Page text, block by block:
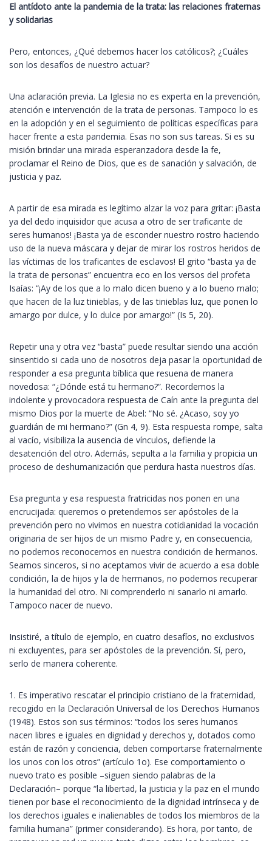
El antídoto ante la pandemia de la trata: las relaciones fraternas
y solidarias
Pero, entonces, ¿Qué debemos hacer los católicos?; ¿Cuáles
son los desafíos de nuestro actuar?
Una aclaración previa. La Iglesia no es experta en la prevención,
atención e intervención de la trata de personas. Tampoco lo es
en la adopción y en el seguimiento de políticas específicas para
hacer frente a esta pandemia. Esas no son sus tareas. Si es su
misión brindar una mirada esperanzadora desde la fe,
proclamar el Reino de Dios, que es de sanación y salvación, de
justicia y paz.
A partir de esa mirada es legítimo alzar la voz para gritar: ¡Basta
ya del dedo inquisidor que acusa a otro de ser traficante de
seres humanos! ¡Basta ya de esconder nuestro rostro haciendo
uso de la nueva máscara y dejar de mirar los rostros heridos de
las víctimas de los traficantes de esclavos! El grito “basta ya de
la trata de personas” encuentra eco en los versos del profeta
Isaías: “¡Ay de los que a lo malo dicen bueno y a lo bueno malo;
que hacen de la luz tinieblas, y de las tinieblas luz, que ponen lo
amargo por dulce, y lo dulce por amargo!” (Is 5, 20).
Repetir una y otra vez “basta” puede resultar siendo una acción
sinsentido si cada uno de nosotros deja pasar la oportunidad de
responder a esa pregunta bíblica que resuena de manera
novedosa: “¿Dónde está tu hermano?”. Recordemos la
indolente y provocadora respuesta de Caín ante la pregunta del
mismo Dios por la muerte de Abel: “No sé. ¿Acaso, soy yo
guardián de mi hermano?” (Gn 4, 9). Esta respuesta rompe, salta
al vacío, visibiliza la ausencia de vínculos, defiende la
desatención del otro. Además, sepulta a la familia y propicia un
proceso de deshumanización que perdura hasta nuestros días.
Esa pregunta y esa respuesta fratricidas nos ponen en una
encrucijada: queremos o pretendemos ser apóstoles de la
prevención pero no vivimos en nuestra cotidianidad la vocación
originaria de ser hijos de un mismo Padre y, en consecuencia,
no podemos reconocernos en nuestra condición de hermanos.
Seamos sinceros, si no aceptamos vivir de acuerdo a esa doble
condición, la de hijos y la de hermanos, no podemos recuperar
la humanidad del otro. Ni comprenderlo ni sanarlo ni amarlo.
Tampoco nacer de nuevo.
Insistiré, a título de ejemplo, en cuatro desafíos, no exclusivos
ni excluyentes, para ser apóstoles de la prevención. Sí, pero,
serlo de manera coherente.
1. Es imperativo rescatar el principio cristiano de la fraternidad,
recogido en la Declaración Universal de los Derechos Humanos
(1948). Estos son sus términos: “todos los seres humanos
nacen libres e iguales en dignidad y derechos y, dotados como
están de razón y conciencia, deben comportarse fraternalmente
los unos con los otros” (artículo 1o). Ese comportamiento o
nuevo trato es posible –siguen siendo palabras de la
Declaración– porque “la libertad, la justicia y la paz en el mundo
tienen por base el reconocimiento de la dignidad intrínseca y de
los derechos iguales e inalienables de todos los miembros de la
familia humana” (primer considerando). Es hora, por tanto, de